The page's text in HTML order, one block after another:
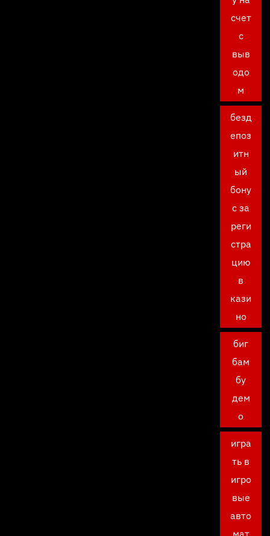
счет
с
выв
одо
м
безд
епоз
итн
ый
бону
с за
реги
стра
цию
в
кази
но
биг
бам
бу
дем
о
игра
ть в
игро
вые
авто
мат